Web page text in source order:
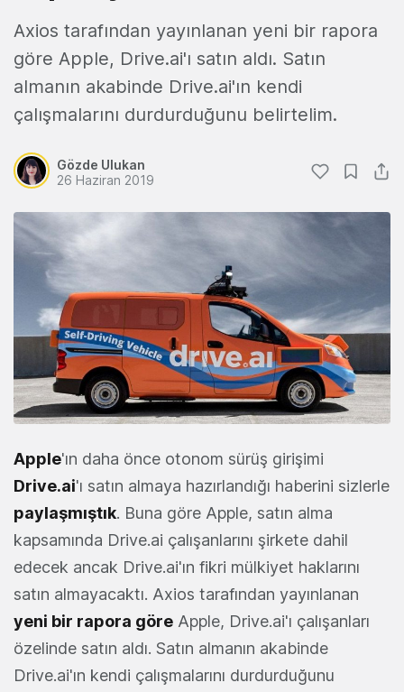
Axios tarafından yayınlanan yeni bir rapora
göre Apple, Drive.ai'ı satın aldı. Satın
almanın akabinde Drive.ai'ın kendi
çalışmalarını durdurduğunu belirtelim.
Gözde Ulukan
26 Haziran 2019
Apple'ın daha önce otonom sürüş girişimi
Drive.ai'ı satın almaya hazırlandığı haberini sizlerle
paylaşmıştık. Buna göre Apple, satın alma
kapsamında Drive.ai çalışanlarını şirkete dahil
edecek ancak Drive.ai'ın fikri mülkiyet haklarını
satın almayacaktı. Axios tarafından yayınlanan
yeni bir rapora göre Apple, Drive.ai'ı çalışanları
özelinde satın aldı. Satın almanın akabinde
Drive.ai'ın kendi çalışmalarını durdurduğunu